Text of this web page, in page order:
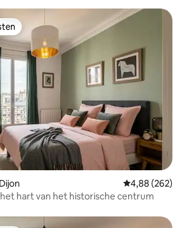
Gemiddelde
4,88 (262)
het hart van het historische centrum